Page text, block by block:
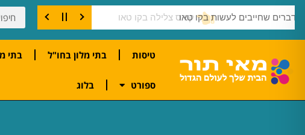
דברים שחייבים לעשות בקו טאו
טיסות בתי מלון בחו"ל בתי
ספורט בלוג